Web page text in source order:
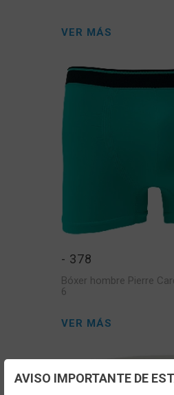
VER MÁS
- 378
Bóxer hombre Pierre
6
VER MÁS
AVISO IMPORTANTE DE